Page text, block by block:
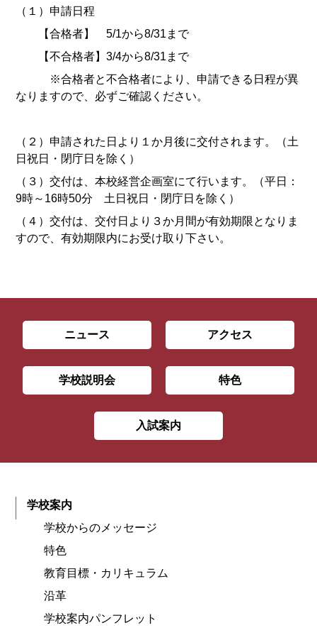
（１）申請日程
【合格者】 5/1から8/31まで
【不合格者】3/4から8/31まで
※合格者と不合格者により、申請できる日程が異
なりますので、必ずご確認ください。
（２）申請された日より１か月後に交付されます。（土
日祝日・閉庁日を除く）
（３）交付は、本校経営企画室にて行います。（平日：
9時～16時50分 土日祝日・閉庁日を除く）
（４）交付は、交付日より３か月間が有効期限となりま
すので、有効期限内にお受け取り下さい。
ニュース アクセス
学校説明会 特色
入試案内
学校案内
学校からのメッセージ
特色
教育目標・カリキュラム
沿革
学校案内パンフレット